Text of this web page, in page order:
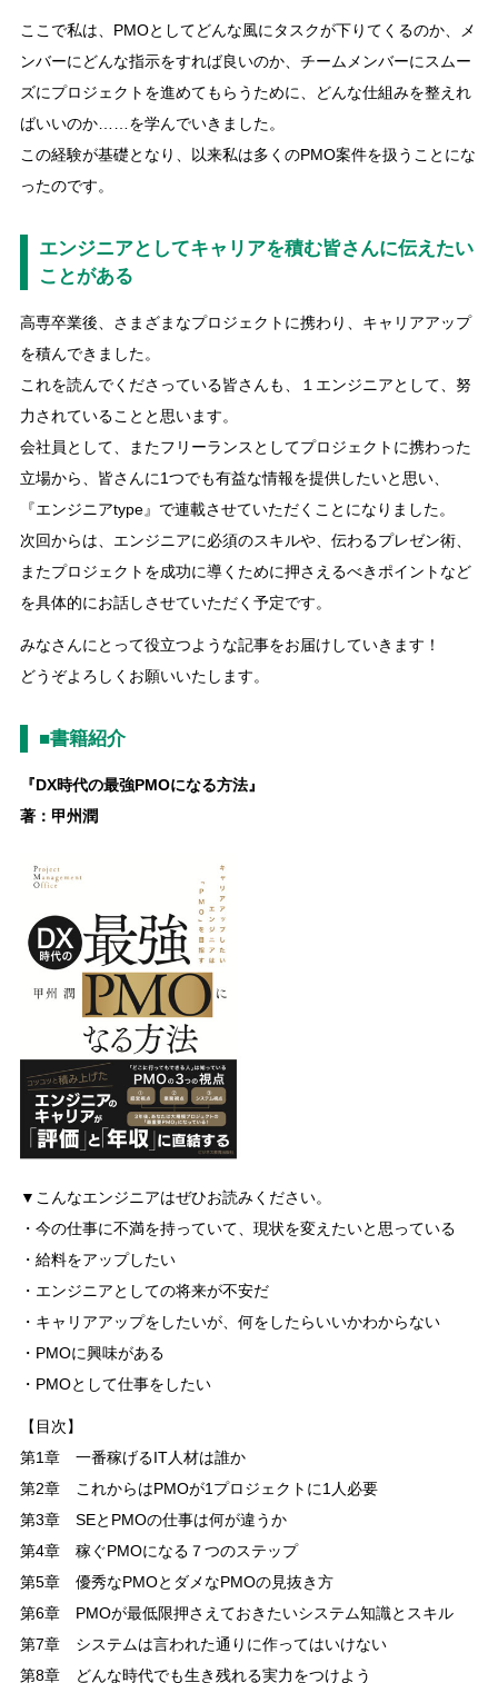
ここで私は、PMOとしてどんな風にタスクが下りてくるのか、メ
ンバーにどんな指示をすれば良いのか、チームメンバーにスムー
ズにプロジェクトを進めてもらうために、どんな仕組みを整えれ
ばいいのか……を学んでいきました。
この経験が基礎となり、以来私は多くのPMO案件を扱うことにな
ったのです。
エンジニアとしてキャリアを積む皆さんに伝えたい
ことがある
高専卒業後、さまざまなプロジェクトに携わり、キャリアアップ
を積んできました。
これを読んでくださっている皆さんも、１エンジニアとして、努
力されていることと思います。
会社員として、またフリーランスとしてプロジェクトに携わった
立場から、皆さんに1つでも有益な情報を提供したいと思い、
『エンジニアtype』で連載させていただくことになりました。
次回からは、エンジニアに必須のスキルや、伝わるプレゼン術、
またプロジェクトを成功に導くために押さえるべきポイントなど
を具体的にお話しさせていただく予定です。
みなさんにとって役立つような記事をお届けしていきます！
どうぞよろしくお願いいたします。
■書籍紹介
『DX時代の最強PMOになる方法』
著：甲州潤
▼こんなエンジニアはぜひお読みください。
・今の仕事に不満を持っていて、現状を変えたいと思っている
・給料をアップしたい
・エンジニアとしての将来が不安だ
・キャリアアップをしたいが、何をしたらいいかわからない
・PMOに興味がある
・PMOとして仕事をしたい
【目次】
第1章 一番稼げるIT人材は誰か
第2章 これからはPMOが1プロジェクトに1人必要
第3章 SEとPMOの仕事は何が違うか
第4章 稼ぐPMOになる７つのステップ
第5章 優秀なPMOとダメなPMOの見抜き方
第6章 PMOが最低限押さえておきたいシステム知識とスキル
第7章 システムは言われた通りに作ってはいけない
第8章 どんな時代でも生き残れる実力をつけよう